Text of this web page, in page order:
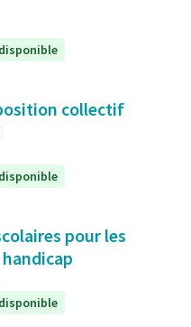
collectif
pour les